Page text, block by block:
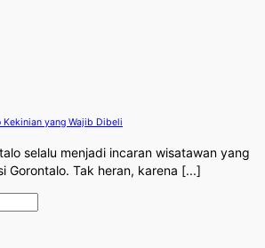
Kekinian yang Wajib Dibeli
selalu menjadi incaran wisatawan yang
Gorontalo. Tak heran, karena [...]